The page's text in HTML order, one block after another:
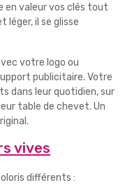
en valeur vos clés tout
léger, il se glisse
votre logo ou
publicitaire. Votre
dans leur quotidien, sur
table de chevet. Un
vives
différents :